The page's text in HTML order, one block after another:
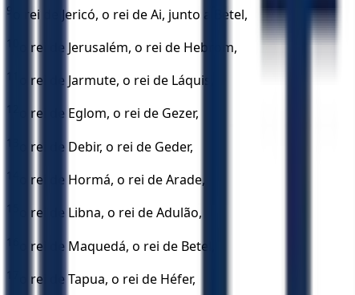
9 o rei de Jericó, o rei de Ai, junto a Betel,
10 o rei de Jerusalém, o rei de Hebrom,
11 o rei de Jarmute, o rei de Láquis,
12 o rei de Eglom, o rei de Gezer,
13 o rei de Debir, o rei de Geder,
14 o rei de Hormá, o rei de Arade,
15 o rei de Libna, o rei de Adulão,
16 o rei de Maquedá, o rei de Betel,
17 o rei de Tapua, o rei de Héfer,